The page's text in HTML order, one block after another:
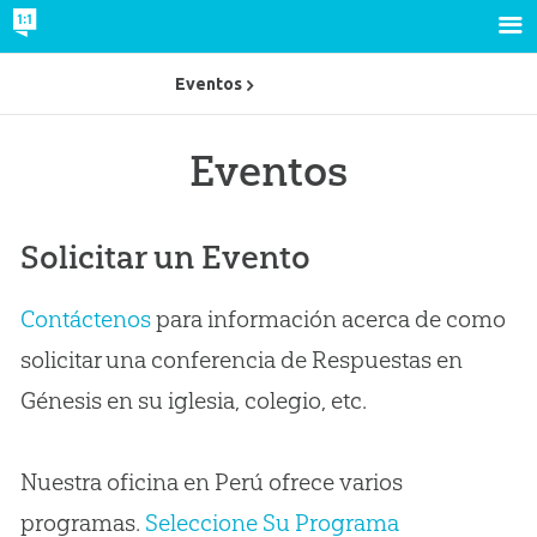
Eventos
Solicitar un Evento
Contáctenospara información acerca de como
solicitar una conferencia de Respuestas en
Génesis en su iglesia, colegio, etc.
Nuestra oficina en Perú ofrece varios
programas. Seleccione Su Programa
Eventos